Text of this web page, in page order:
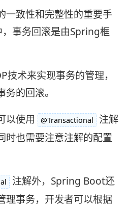
一致性和完整性的重要手
事务回滚是由Spring框
术来实现事务的管理，
的回滚。
以使用
@Transactional
注解
时也需要注意注解的配置
注解外，Spring Boot还
理事务，开发者可以根据